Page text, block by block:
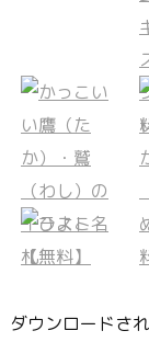
ダウンロードさ